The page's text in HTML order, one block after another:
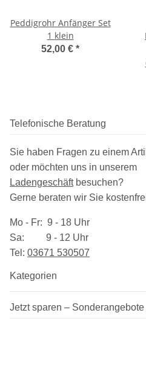
Peddigrohr Anfänger Set
1 klein
52,00 € *
Telefonische Beratung
Sie haben Fragen zu einem
oder möchten uns in unserem
Ladengeschäftbesuchen?
Gerne beraten wir Sie
Mo - Fr: 9 - 18 Uhr
Sa: 9 - 12 Uhr
Tel: 03​671 530507
Kategorien
Jetzt sparen –